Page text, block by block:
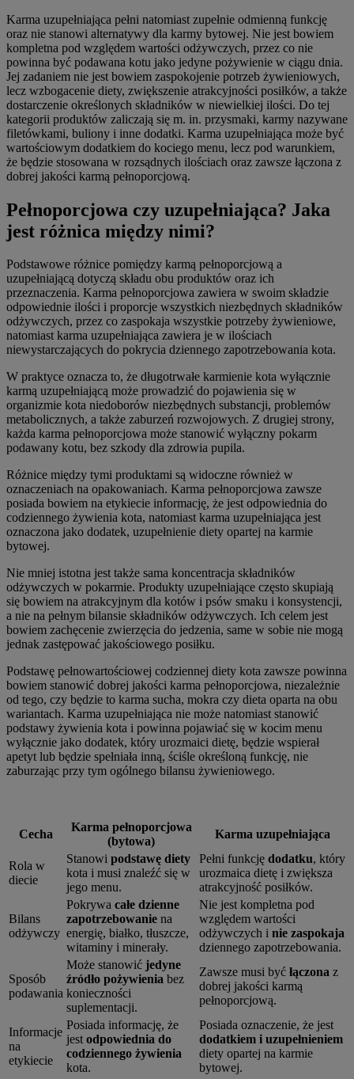
Karma uzupełniająca pełni natomiast zupełnie odmienną funkcję
oraz nie stanowi alternatywy dla karmy bytowej. Nie jest bowiem
kompletna pod względem wartości odżywczych, przez co nie
powinna być podawana kotu jako jedyne pożywienie w ciągu dnia.
Jej zadaniem nie jest bowiem zaspokojenie potrzeb żywieniowych,
lecz wzbogacenie diety, zwiększenie atrakcyjności posiłków, a także
dostarczenie określonych składników w niewielkiej ilości. Do tej
kategorii produktów zaliczają się m. in. przysmaki, karmy nazywane
filetówkami, buliony i inne dodatki. Karma uzupełniająca może być
wartościowym dodatkiem do kociego menu, lecz pod warunkiem,
że będzie stosowana w rozsądnych ilościach oraz zawsze łączona z
dobrej jakości karmą pełnoporcjową.
Pełnoporcjowa czy uzupełniająca? Jaka
jest różnica między nimi?
Podstawowe różnice pomiędzy karmą pełnoporcjową a
uzupełniającą dotyczą składu obu produktów oraz ich
przeznaczenia. Karma pełnoporcjowa zawiera w swoim składzie
odpowiednie ilości i proporcje wszystkich niezbędnych składników
odżywczych, przez co zaspokaja wszystkie potrzeby żywieniowe,
natomiast karma uzupełniająca zawiera je w ilościach
niewystarczających do pokrycia dziennego zapotrzebowania kota.
W praktyce oznacza to, że długotrwałe karmienie kota wyłącznie
karmą uzupełniającą może prowadzić do pojawienia się w
organizmie kota niedoborów niezbędnych substancji, problemów
metabolicznych, a także zaburzeń rozwojowych. Z drugiej strony,
każda karma pełnoporcjowa może stanowić wyłączny pokarm
podawany kotu, bez szkody dla zdrowia pupila.
Różnice między tymi produktami są widoczne również w
oznaczeniach na opakowaniach. Karma pełnoporcjowa zawsze
posiada bowiem na etykiecie informację, że jest odpowiednia do
codziennego żywienia kota, natomiast karma uzupełniająca jest
oznaczona jako dodatek, uzupełnienie diety opartej na karmie
bytowej.
Nie mniej istotna jest także sama koncentracja składników
odżywczych w pokarmie. Produkty uzupełniające często skupiają
się bowiem na atrakcyjnym dla kotów i psów smaku i konsystencji,
a nie na pełnym bilansie składników odżywczych. Ich celem jest
bowiem zachęcenie zwierzęcia do jedzenia, same w sobie nie mogą
jednak zastępować jakościowego posiłku.
Podstawę pełnowartościowej codziennej diety kota zawsze powinna
bowiem stanowić dobrej jakości karma pełnoporcjowa, niezależnie
od tego, czy będzie to karma sucha, mokra czy dieta oparta na obu
wariantach. Karma uzupełniająca nie może natomiast stanowić
podstawy żywienia kota i powinna pojawiać się w kocim menu
wyłącznie jako dodatek, który urozmaici dietę, będzie wspierał
apetyt lub będzie spełniała inną, ściśle określoną funkcję, nie
zaburzając przy tym ogólnego bilansu żywieniowego.
Cecha
Karma pełnoporcjowa
(bytowa)
Karma uzupełniająca
Rola w
diecie
Stanowi podstawę diety
kota i musi znaleźć się w
jego menu.
Pełni funkcję dodatku, który
urozmaica dietę i zwiększa
atrakcyjność posiłków.
Bilans
odżywczy
Pokrywa całe dzienne
zapotrzebowanie na
energię, białko, tłuszcze,
witaminy i minerały.
Nie jest kompletna pod
względem wartości
odżywczych i nie zaspokaja
dziennego zapotrzebowania.
Sposób
podawania
Może stanowić jedyne
źródło pożywienia bez
konieczności
suplementacji.
Zawsze musi być łączona z
dobrej jakości karmą
pełnoporcjową.
Informacje
na
etykiecie
Posiada informację, że
jestodpowiednia do
codziennego żywienia
kota.
Posiada oznaczenie, że jest
dodatkiem i uzupełnieniem
diety opartej na karmie
bytowej.